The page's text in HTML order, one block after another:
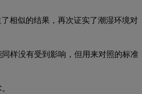
相似的结果，再次证实了潮湿环境对
样没有受到影响，但用来对照的标准